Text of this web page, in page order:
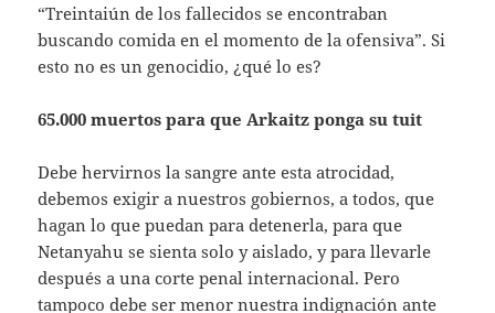
“Treintaiún de los fallecidos se encontraban
buscando comida en el momento de la ofensiva”. Si
esto no es un genocidio, ¿qué lo es?
65.000 muertos para que Arkaitz ponga su tuit
Debe hervirnos la sangre ante esta atrocidad,
debemos exigir a nuestros gobiernos, a todos, que
hagan lo que puedan para detenerla, para que
Netanyahu se sienta solo y aislado, y para llevarle
después a una corte penal internacional. Pero
tampoco debe ser menor nuestra indignación ante